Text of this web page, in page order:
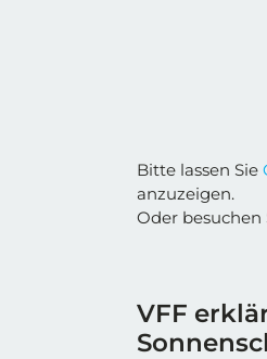
Bitte lassen Sie
anzuzeigen.
Oder besuchen
VFF